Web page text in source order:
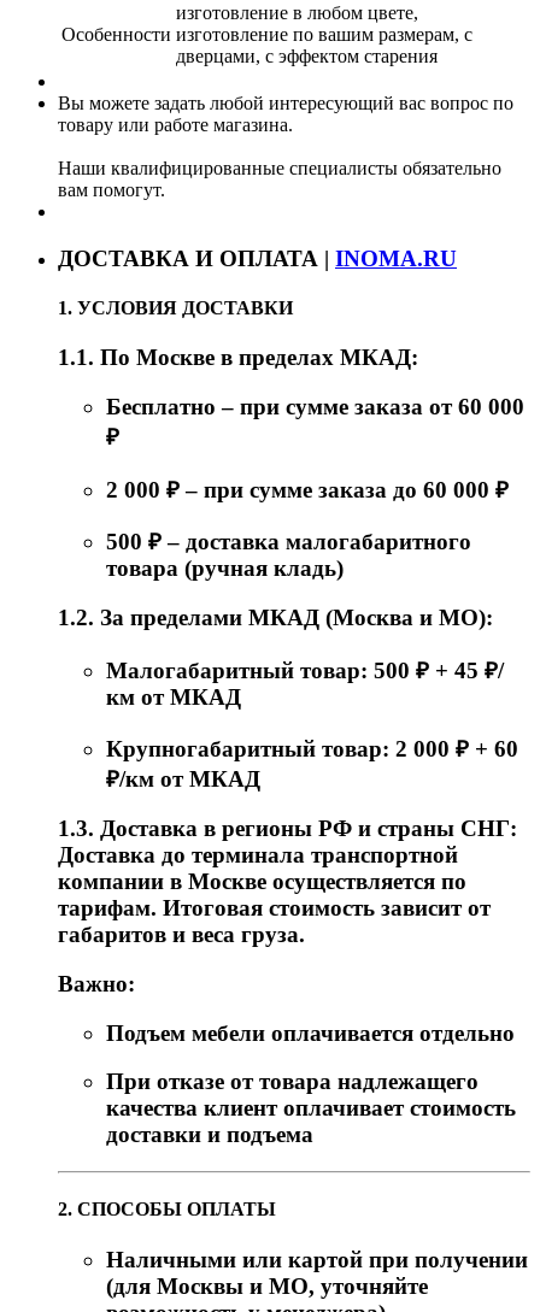
Особенности
изготовление в любом цвете,
изготовление по вашим размерам, с
дверцами, с эффектом старения
Вы можете задать любой интересующий вас вопрос по
товару или работе магазина.
Наши квалифицированные специалисты обязательно
вам помогут.
ДОСТАВКА И ОПЛАТА | INOMA.RU
1. УСЛОВИЯ ДОСТАВКИ
1.1. По Москве в пределах МКАД:
Бесплатно – при сумме заказа от 60 000
₽
2 000 ₽ – при сумме заказа до 60 000 ₽
500 ₽ – доставка малогабаритного
товара (ручная кладь)
1.2. За пределами МКАД (Москва и МО):
Малогабаритный товар: 500 ₽ + 45 ₽/
км от МКАД
Крупногабаритный товар: 2 000 ₽ + 60
₽/км от МКАД
1.3. Доставка в регионы РФ и страны СНГ:
Доставка до терминала транспортной
компании в Москве осуществляется по
тарифам. Итоговая стоимость зависит от
габаритов и веса груза.
Важно:
Подъем мебели оплачивается отдельно
При отказе от товара надлежащего
качества клиент оплачивает стоимость
доставки и подъема
2. СПОСОБЫ ОПЛАТЫ
Наличными или картой при получении
(для Москвы и МО, уточняйте